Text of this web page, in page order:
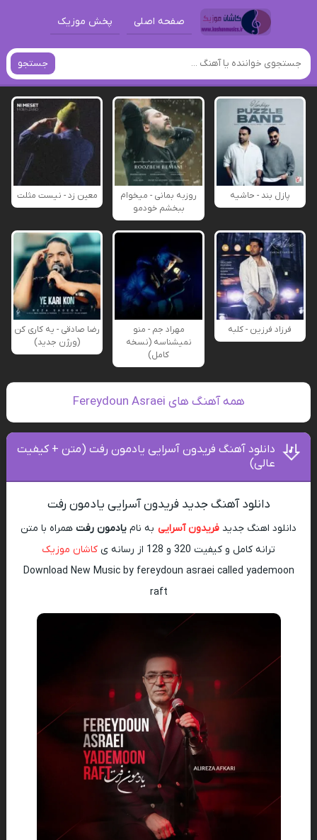
صفحه اصلی پخش موزیک
جستجو
پازل بند - حاشیه
روزبه بمانی - میخوام
ببخشم خودمو
معین زد - نیست مثلت
فرزاد فرزین - کلبه
مهراد جم - منو
نمیشناسه (نسخه
کامل)
رضا صادقی - یه کاری کن
(ورژن جدید)
همه آهنگ های Fereydoun Asraei
دانلود آهنگ فریدون آسرایی یادمون رفت (متن + کیفیت
عالی)
دانلود آهنگ جدید فریدون آسرایی یادمون رفت
دانلود اهنگ جدید فریدون آسرایی به نام یادمون رفت همراه با متن
ترانه کامل و کیفیت 320 و 128 از رسانه ی
کاشان موزیک
Download New Music by fereydoun asraei called yademoon
raft